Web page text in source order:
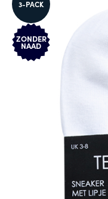
3-PACK
ZONDER
NAAD